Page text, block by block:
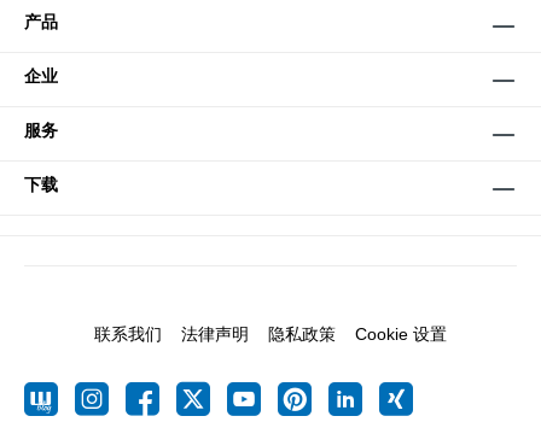
产品
企业
服务
下载
联系我们 法律声明 隐私政策 Cookie 设置